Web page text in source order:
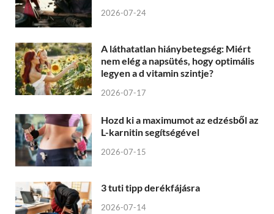
2026-07-24
A láthatatlan hiánybetegség: Miért
nem elég a napsütés, hogy optimális
legyen a d vitamin szintje?
2026-07-17
Hozd ki a maximumot az edzésből az
L-karnitin segítségével
2026-07-15
3 tuti tipp derékfájásra
2026-07-14